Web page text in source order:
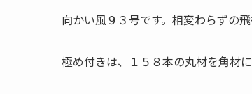
向かい風９３号です。相変わらずの飛
極め付きは、１５８本の丸材を角材